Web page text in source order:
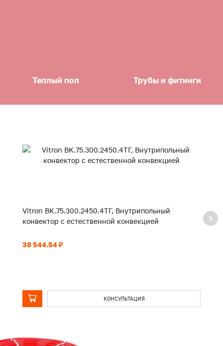
Теплый пол Трубы и фитинги
Vitron BK.75.300.2450.4ТГ, Внутрипольный
конвектор с естественной конвекцией
38 544.54 ₽
КОНСУЛЬТАЦИЯ